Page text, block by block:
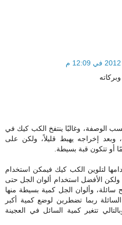
الوصفة، وغالبًا ينتفخ الكب كيك في
وبعد إخراجه يهبط قليلاً، ولكن على
أو تتكون قبة بسيطة.
لتلوين الكب كيك فيمكن استخدام
ولكن الأفضل استخدام ألوان الجل حتى
سائلة، وألوان الجل كمية بسيطة منها
السائلة ربما تضطرين لوضع كمية أكبر
تتغير كمية السائل في العجينة